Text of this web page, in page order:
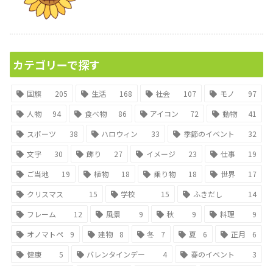
カテゴリーで探す
国旗 205 生活 168 社会 107 モノ
97
人物
94 食べ物 86 アイコン 72 動物
41
スポーツ
38 ハロウィン 33 季節のイベント
32
文字
30 飾り 27 イメージ 23 仕事
19
ご当地
19 植物 18 乗り物 18 世界
17
クリスマス
15 学校 15 ふきだし
14
フレーム
12 風景 9 秋 9 料理
9
オノマトペ
9 建物 8 冬 7 夏 6 正月
6
健康
5 バレンタインデー 4 春のイベント
3